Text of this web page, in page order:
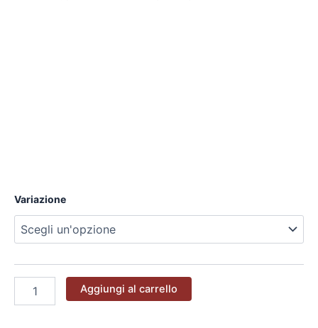
Variazione
Aggiungi al carrello